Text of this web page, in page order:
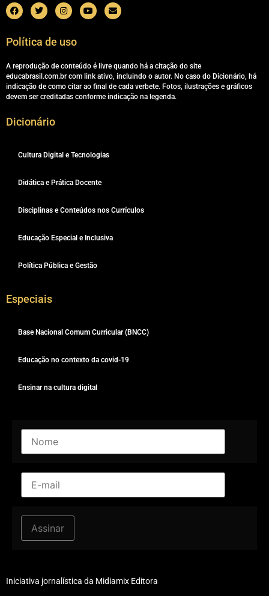
Política de uso
A reprodução de conteúdo é livre quando há a citação do site
educabrasil.com.br com link ativo, incluindo o autor. No caso do Dicionário, há
indicação de como citar ao final de cada verbete. Fotos, ilustrações e gráficos
devem ser creditadas conforme indicação na legenda.
Dicionário
Cultura Digital e Tecnologias
Didática e Prática Docente
Disciplinas e Conteúdos nos Currículos
Educação Especial e Inclusiva
Política Pública e Gestão
Especiais
Base Nacional Comum Curricular (BNCC)
Educação no contexto da covid-19
Ensinar na cultura digital
Iniciativa jornalística da Midiamix Editora